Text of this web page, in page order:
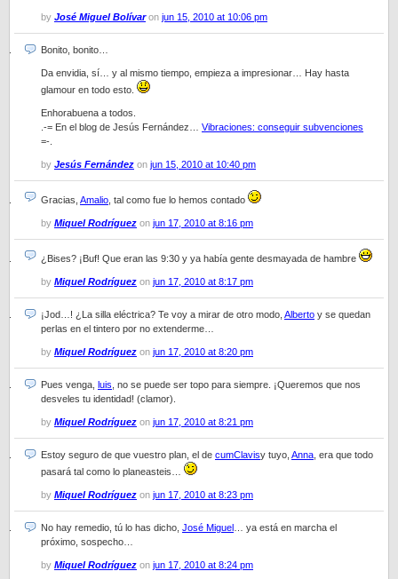
by José Miguel Bolívaron jun 15, 2010 at 10:06 pm
Bonito, bonito…
Da envidia, sí… y al mismo tiempo, empieza a impresionar… Hay hasta
glamour en todo esto.
Enhorabuena a todos.
.-= En el blog de Jesús Fernández… Vibraciones: conseguir subvenciones
=-.
by Jesús Fernández on jun 15, 2010 at 10:40 pm
Gracias, Amalio , tal como fue lo hemos contado
by Miquel Rodríguez on jun 17, 2010 at 8:16 pm
¿Bises? ¡Buf! Que eran las 9:30 y ya había gente desmayada de hambre
by Miquel Rodríguez on jun 17, 2010 at 8:17 pm
¡Jod…! ¿La silla eléctrica? Te voy a mirar de otro modo, Alberto y se quedan
perlas en el tintero por no extenderme…
by Miquel Rodríguez on jun 17, 2010 at 8:20 pm
Pues venga, luis , no se puede ser topo para siempre. ¡Queremos que nos
desveles tu identidad! (clamor).
by Miquel Rodríguez on jun 17, 2010 at 8:21 pm
Estoy seguro de que vuestro plan, el de cumClavisy tuyo, Anna , era que todo
pasará tal como lo planeasteis…
by Miquel Rodríguez on jun 17, 2010 at 8:23 pm
No hay remedio, tú lo has dicho, José Miguel … ya está en marcha el
próximo, sospecho…
by Miquel Rodríguez on jun 17, 2010 at 8:24 pm